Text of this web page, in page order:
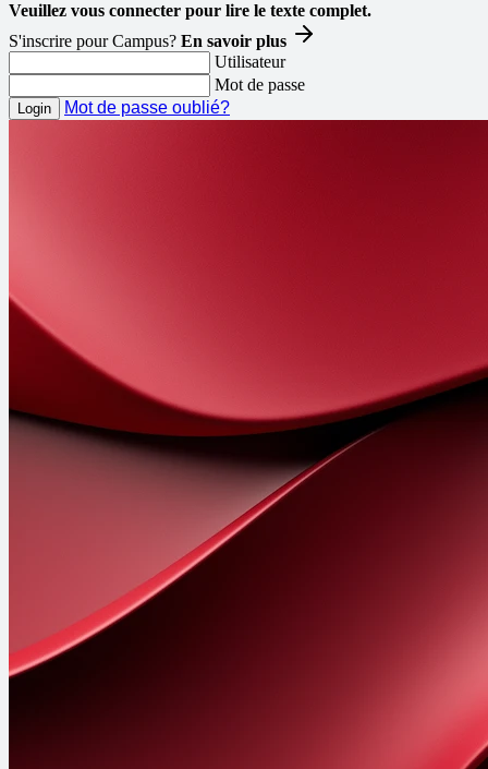
Veuillez vous connecter pour lire le texte complet.
S'inscrire pour Campus? En savoir plus
Utilisateur
Mot de passe
Mot de passe oublié?